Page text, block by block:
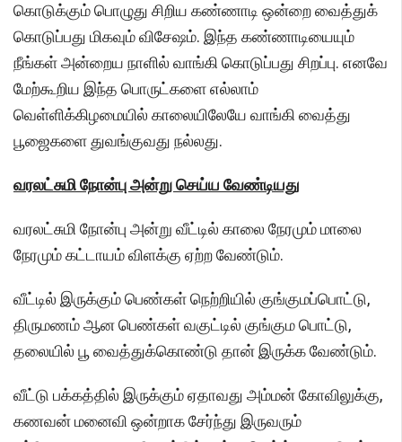
கொடுக்கும் பொழுது சிறிய கண்ணாடி ஒன்றை வைத்துக்
கொடுப்பது மிகவும் விசேஷம். இந்த கண்ணாடியையும்
நீங்கள் அன்றைய நாளில் வாங்கி கொடுப்பது சிறப்பு. எனவே
மேற்கூறிய இந்த பொருட்களை எல்லாம்
வெள்ளிக்கிழமையில் காலையிலேயே வாங்கி வைத்து
பூஜைகளை துவங்குவது நல்லது.
வரலட்சுமி நோன்பு அன்று செய்ய வேண்டியது
வரலட்சுமி நோன்பு அன்று வீட்டில் காலை நேரமும் மாலை
நேரமும் கட்டாயம் விளக்கு ஏற்ற வேண்டும்.
வீட்டில் இருக்கும் பெண்கள் நெற்றியில் குங்குமப்பொட்டு,
திருமணம் ஆன பெண்கள் வகுட்டில் குங்கும பொட்டு,
தலையில் பூ வைத்துக்கொண்டு தான் இருக்க வேண்டும்.
வீட்டு பக்கத்தில் இருக்கும் ஏதாவது அம்மன் கோவிலுக்கு,
கணவன் மனைவி ஒன்றாக சேர்ந்து இருவரும்